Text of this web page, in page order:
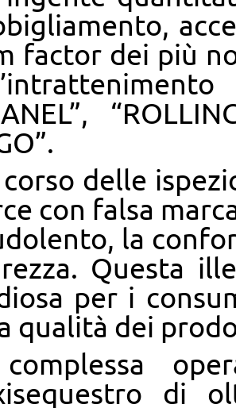
factor dei più
delle
con falsa
la
Questa
per i
qualità dei
di